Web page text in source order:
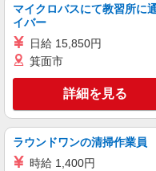
マイクロバスにて教習所に
イバー
日給 15,850円
箕面市
詳細を見る
ラウンドワンの清掃作業員
時給 1,400円